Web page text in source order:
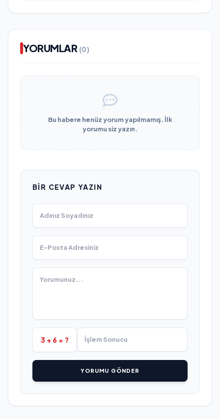
YORUMLAR (0)
Bu habere henüz yorum yapılmamış. İlk
yorumu siz yazın.
BIR CEVAP YAZIN
3 + 6 = ?
YORUMU GÖNDER